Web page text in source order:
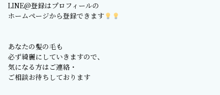
LINE@登録はプロフィールの
ホームページから登録できます
あなたの髪の毛も
必ず綺麗にしていきますので、
気になる方はご連絡・
ご相談お待ちしております